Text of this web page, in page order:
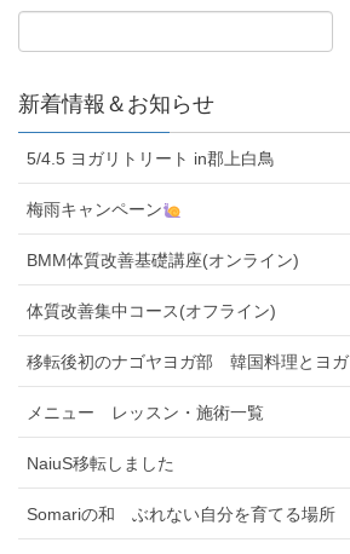
新着情報＆お知らせ
5/4.5 ヨガリトリート in郡上白鳥
梅雨キャンペーン
BMM体質改善基礎講座(オンライン)
体質改善集中コース(オフライン)
移転後初のナゴヤヨガ部 韓国料理とヨガ
メニュー レッスン・施術一覧
NaiuS移転しました
Somariの和 ぶれない自分を育てる場所